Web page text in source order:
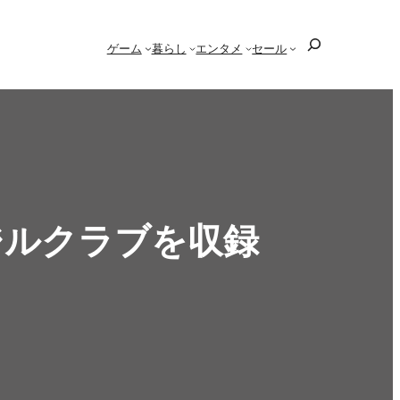
ゲーム 暮らし エンタメ セール
クラブを収録